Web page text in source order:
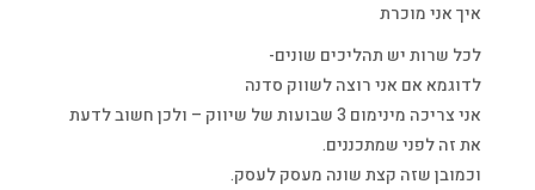
איך אני מוכרת
לכל שרות יש תהליכים שונים-
לדוגמא אם אני רוצה לשווק סדנה
אני צריכה מינימום 3 שבועות של שיווק – ולכן חשוב לדעת
את זה לפני שמתכננים.
וכמובן שזה קצת שונה מעסק לעסק.